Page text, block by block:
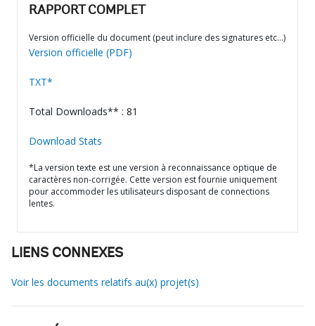
RAPPORT COMPLET
Version officielle du document (peut inclure des signatures etc…)
Version officielle (PDF)
TXT*
Total Downloads** : 81
Download Stats
*La version texte est une version à reconnaissance optique de
caractères non-corrigée. Cette version est fournie uniquement
pour accommoder les utilisateurs disposant de connections
lentes.
LIENS CONNEXES
Voir les documents relatifs au(x) projet(s)